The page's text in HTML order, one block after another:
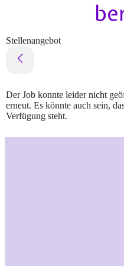
Stellenangebot
Der Job konnte leider nicht
erneut. Es könnte auch sein,
Verfügung steht.